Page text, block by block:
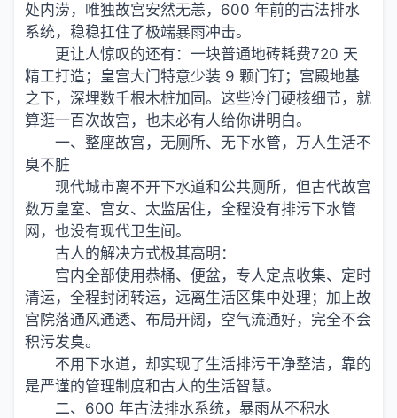
处内涝，唯独故宫安然无恙，600 年前的古法排水
系统，稳稳扛住了极端暴雨冲击。
更让人惊叹的还有：一块普通地砖耗费720 天
精工打造；皇宫大门特意少装 9 颗门钉；宫殿地基
之下，深埋数千根木桩加固。这些冷门硬核细节，就
算逛一百次故宫，也未必有人给你讲明白。
一、整座故宫，无厕所、无下水管，万人生活不
臭不脏
现代城市离不开下水道和公共厕所，但古代故宫
数万皇室、宫女、太监居住，全程没有排污下水管
网，也没有现代卫生间。
古人的解决方式极其高明：
宫内全部使用恭桶、便盆，专人定点收集、定时
清运，全程封闭转运，远离生活区集中处理；加上故
宫院落通风通透、布局开阔，空气流通好，完全不会
积污发臭。
不用下水道，却实现了生活排污干净整洁，靠的
是严谨的管理制度和古人的生活智慧。
二、600 年古法排水系统，暴雨从不积水